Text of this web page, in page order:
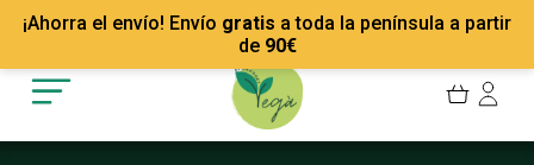
¡Ahorra el envío! Envío gratis a toda la península a partir
de 90€
Mis Pedidos
Mis favoritos
Cerrar sesión
Recetas
Empresas
Contacto